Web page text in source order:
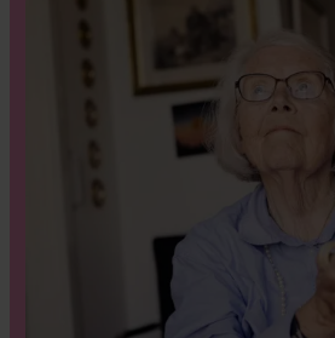
fast brevkasseredaktør
Hjemmet, hvor hun også
med og skriver fiktion.
derudover forfatter til
'Babyalarm – en
om en nybagt mor'.
i en sammenbragt
tre børn samt kat.